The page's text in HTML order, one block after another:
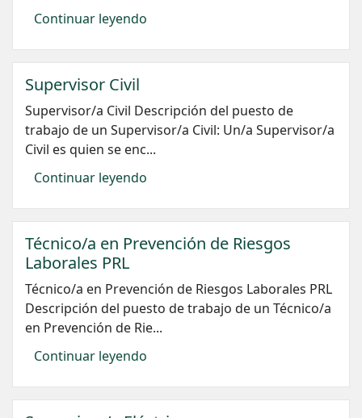
Continuar leyendo
Supervisor Civil
Supervisor/a Civil Descripción del puesto de
trabajo de un Supervisor/a Civil: Un/a Supervisor/a
Civil es quien se enc...
Continuar leyendo
Técnico/a en Prevención de Riesgos
Laborales PRL
Técnico/a en Prevención de Riesgos Laborales PRL
Descripción del puesto de trabajo de un Técnico/a
en Prevención de Rie...
Continuar leyendo